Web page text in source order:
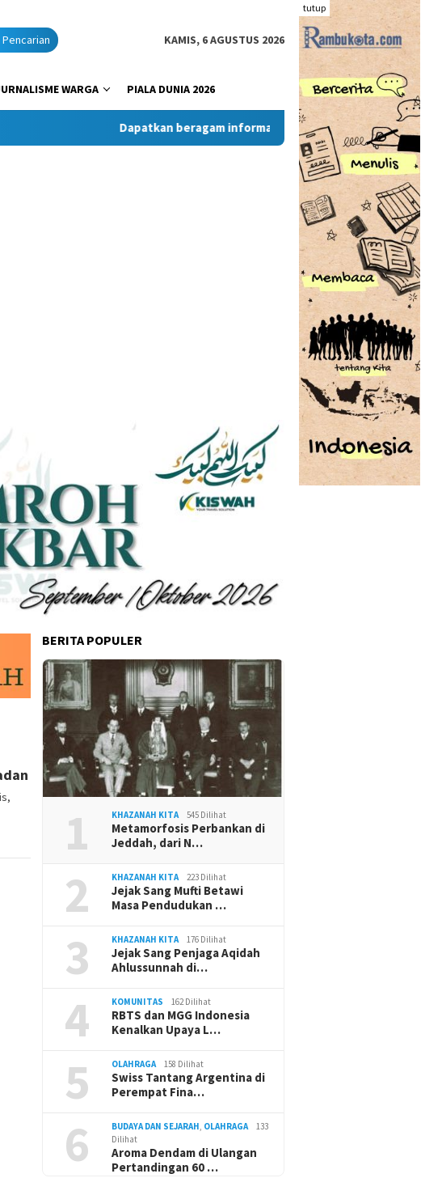
tutup
Pencarian KAMIS, 6 AGUSTUS 2026
WARGA PIALA DUNIA 2026
Dapatkan beragam informasi dan berita menarik dari situs
BERITA POPULER
1 KHAZANAH KITA 545 Dilihat
Metamorfosis Perbankan di
Jeddah, dari N…
2 KHAZANAH KITA 223 Dilihat
Jejak Sang Mufti Betawi
Masa Pendudukan …
3 KHAZANAH KITA 176 Dilihat
Jejak Sang Penjaga Aqidah
Ahlussunnah di…
4 KOMUNITAS 162 Dilihat
RBTS dan MGG Indonesia
Kenalkan Upaya L…
5 OLAHRAGA 158 Dilihat
Swiss Tantang Argentina di
Perempat Fina…
6 BUDAYA DAN SEJARAH OLAHRAGA
133
Dilihat
Aroma Dendam di Ulangan
Pertandingan 60 …